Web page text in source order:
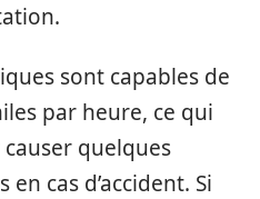
sont capables de
par heure, ce qui
quelques
cas d’accident. Si